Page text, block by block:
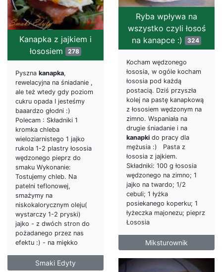
Ryba wpływa na
wszystko czyli łosoś
na kanapce :)
324
Kocham wędzonego
łososia, w ogóle kocham
łososia pod każdą
postacią. Dziś przyszła
kolej na pastę kanapkową
z łososiem wędzonym na
zimno. Wspaniała na
drugie śniadanie i na
kanapki do pracy dla
mężusia :) Pasta z
łososia z jajkiem.
Składniki: 100 g łososia
wędzonego na zimno; 1
jajko na twardo; 1/2
cebuli; 1 łyżka
posiekanego koperku; 1
łyżeczka majonezu; pieprz
Łososia
Miksturownik
Kanapka z jajkiem i
łososiem
278
Pyszna kanapka,
rewelacyjna na śniadanie ,
ale też wtedy gdy poziom
cukru opada I jesteśmy
baaardzo głodni :)
Polecam : Składniki 1
kromka chleba
wieloziarnistego 1 jajko
rukola 1-2 plastry łososia
wędzonego pieprz do
smaku Wykonanie:
Tostujemy chleb. Na
patelni teflonowej,
smażymy na
niskokalorycznym oleju(
wystarczy 1-2 pryski)
jajko - z dwóch stron do
pożadanego przez nas
efektu :) - na miękko
Smaki Edyty